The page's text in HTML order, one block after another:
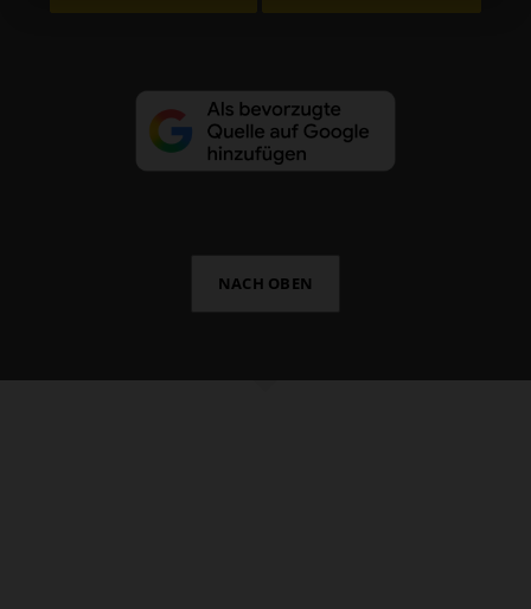
NACH OBEN